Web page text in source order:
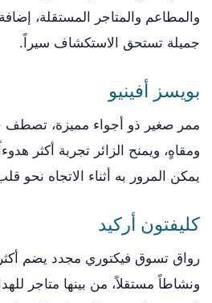
والمطاعم والمتاجر المستقلة،
جميلة تستحق الاستكشاف سيراً.
بويسز أفينيو
ممر صغير ذو أجواء مميزة،
ومقاهٍ، ويمنح الزائر تجربة أكثر
يمكن المرور به أثناء الاتجاه نحو
كليفتون أركيد
رواق تسوق فيكتوري مجدد يضم
ونشاطاً مستقلاً، من بينها متاجر